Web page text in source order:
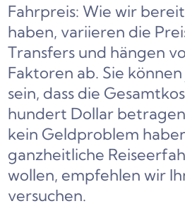
Fahrpreis: Wie wir
haben, variieren die
Transfers und hängen
Faktoren ab. Sie
sein, dass die
hundert Dollar
kein Geldproblem
ganzheitliche
wollen, empfehlen wir
versuchen.